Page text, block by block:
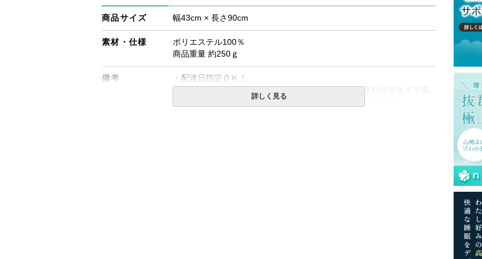
商品サイズ 幅43cm × 長さ90cm
素材・仕様
ポリエステル100％
商品重量 約250ｇ
備考
・配達日指定ＯＫ！
※北海道・沖縄・離島等一部地域へのお届けは別途送料が発生する場
合がございます。また発送予定も変更になる場合があります。
詳しく見る